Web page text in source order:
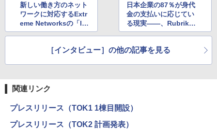
新しい働き方のネット
ワークに対応するExtr
eme Networksの「Inf
inite Enterprise」
日本企業の87％が身代
金の支払いに応じてい
る現実――、Rubrik C
EO「ランサムウェア
アップそのものだ」と
［インタビュー］の他の記事を見る
関連リンク
プレスリリース（TOK1 1棟目開設）
プレスリリース（TOK2 計画発表）